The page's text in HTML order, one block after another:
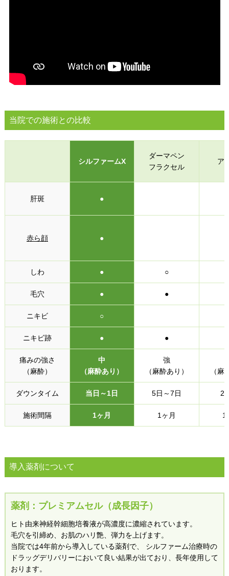
当院での施術との比較
シルファームX
ダーマペン
フラクセル
ア
肝斑 ●
赤ら顔 ●
しわ ● ○
毛穴 ● ●
ニキビ ○
ニキビ跡 ● ●
痛みの強さ
（麻酔）
中
（麻酔あり）
強
（麻酔あり）
（麻
ダウンタイム 当日～1日 5日～7日 2
施術間隔 1ヶ月 1ヶ月 1
導入薬剤について
薬剤：プレミアムセル（成長因子）
ヒト由来神経幹細胞培養液が高濃度に濃縮されています。​​​
毛穴を引締め、お肌のハリ艶、弾力を上げます。​​
当院では4年前から導入している薬剤で、
シルファーム治療時の
ドラッグデリバリーにおいて良い結果が出ており、長年使用して
おります。